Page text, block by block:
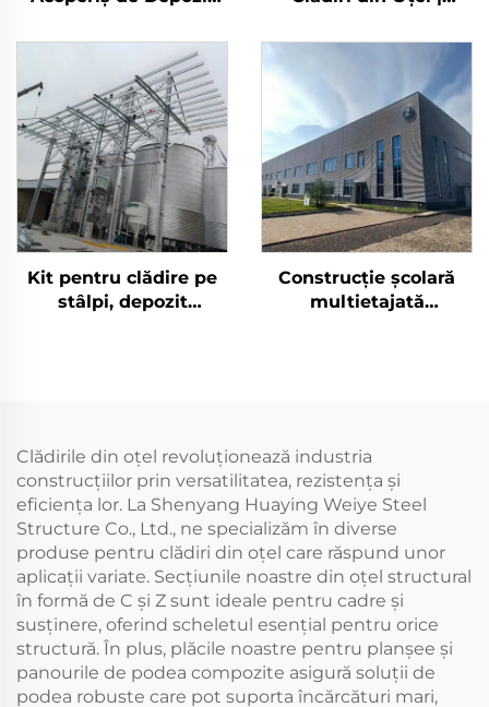
Metalică de Tip
Hambar Rezistentă
din Oțel pentru
Depozitare
Depozite din Oțel |
Kit pentru clădire pe
stâlpi, depozit
Construcție școlară
multietajată
Clădirile din oțel revoluționează industria
construcțiilor prin versatilitatea, rezistența și
eficiența lor. La Shenyang Huaying Weiye Steel
Structure Co., Ltd., ne specializăm în diverse
produse pentru clădiri din oțel care răspund unor
aplicații variate. Secțiunile noastre din oțel structural
în formă de C și Z sunt ideale pentru cadre și
susținere, oferind scheletul esențial pentru orice
structură. În plus, plăcile noastre pentru planșee și
panourile de podea compozite asigură soluții de
podea robuste care pot suporta încărcături mari,